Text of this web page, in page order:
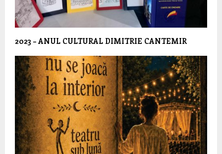
2023 – ANUL CULTURAL DIMITRIE CANTEMIR